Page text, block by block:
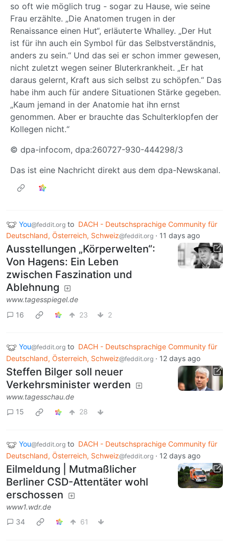
so oft wie möglich trug - sogar zu Hause, wie seine
Frau erzählte. „Die Anatomen trugen in der
Renaissance einen Hut“, erläuterte Whalley. „Der Hut
ist für ihn auch ein Symbol für das Selbstverständnis,
anders zu sein.“ Und das sei er schon immer gewesen,
nicht zuletzt wegen seiner Bluterkrankheit. „Er hat
daraus gelernt, Kraft aus sich selbst zu schöpfen.“ Das
habe ihm auch für andere Situationen Stärke gegeben.
„Kaum jemand in der Anatomie hat ihn ernst
genommen. Aber er brauchte das Schulterklopfen der
Kollegen nicht.“
© dpa-infocom, dpa:260727-930-444298/3
Das ist eine Nachricht direkt aus dem dpa-Newskanal.
You@feddit.org to DACH - Deutschsprachige Community für
Deutschland, Österreich, Schweiz@feddit.org · 11 days ago
Ausstellungen „Körperwelten“:
Von Hagens: Ein Leben
zwischen Faszination und
Ablehnung
www.tagesspiegel.de
16
23 2
You@feddit.org to DACH - Deutschsprachige Community für
Deutschland, Österreich, Schweiz@feddit.org · 12 days ago
Steffen Bilger soll neuer
Verkehrsminister werden
www.tagesschau.de
15
28
You@feddit.org to DACH - Deutschsprachige Community für
Deutschland, Österreich, Schweiz@feddit.org · 12 days ago
Eilmeldung | Mutmaßlicher
Berliner CSD-Attentäter wohl
erschossen
www1.wdr.de
34
61